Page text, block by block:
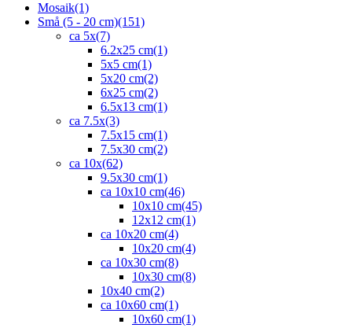
Mosaik(1)
Små (5 - 20 cm)(151)
ca 5x(7)
6.2x25 cm(1)
5x5 cm(1)
5x20 cm(2)
6x25 cm(2)
6.5x13 cm(1)
ca 7.5x(3)
7.5x15 cm(1)
7.5x30 cm(2)
ca 10x(62)
9.5x30 cm(1)
ca 10x10 cm(46)
10x10 cm(45)
12x12 cm(1)
ca 10x20 cm(4)
10x20 cm(4)
ca 10x30 cm(8)
10x30 cm(8)
10x40 cm(2)
ca 10x60 cm(1)
10x60 cm(1)